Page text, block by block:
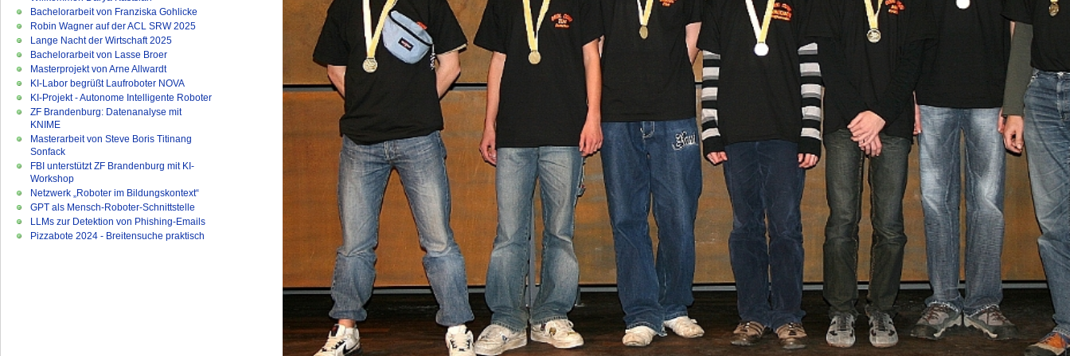
Bachelorarbeit von Franziska Gohlicke
Robin Wagner auf der ACL SRW 2025
Lange Nacht der Wirtschaft 2025
Bachelorarbeit von Lasse Broer
Masterprojekt von Arne Allwardt
KI-Labor begrüßt Laufroboter NOVA
KI-Projekt - Autonome Intelligente Roboter
ZF Brandenburg: Datenanalyse mit
KNIME
Masterarbeit von Steve Boris Titinang
Sonfack
FBI unterstützt ZF Brandenburg mit KI-
Workshop
Netzwerk „Roboter im Bildungskontext“
GPT als Mensch-Roboter-Schnittstelle
LLMs zur Detektion von Phishing-Emails
Pizzabote 2024 - Breitensuche praktisch